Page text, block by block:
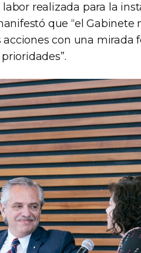
realizada para la
que “el Gabinete
con una mirada